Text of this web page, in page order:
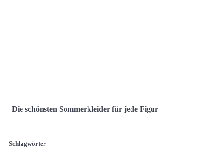
Die schönsten Sommerkleider für jede Figur
Schlagwörter